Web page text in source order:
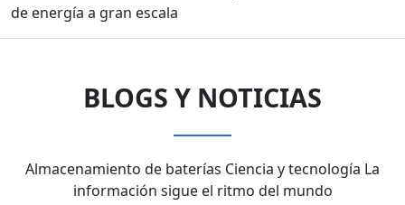
de energía a gran escala
BLOGS Y NOTICIAS
Almacenamiento de baterías Ciencia y tecnología La
información sigue el ritmo del mundo